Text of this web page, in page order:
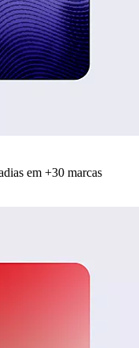
em +30 marcas